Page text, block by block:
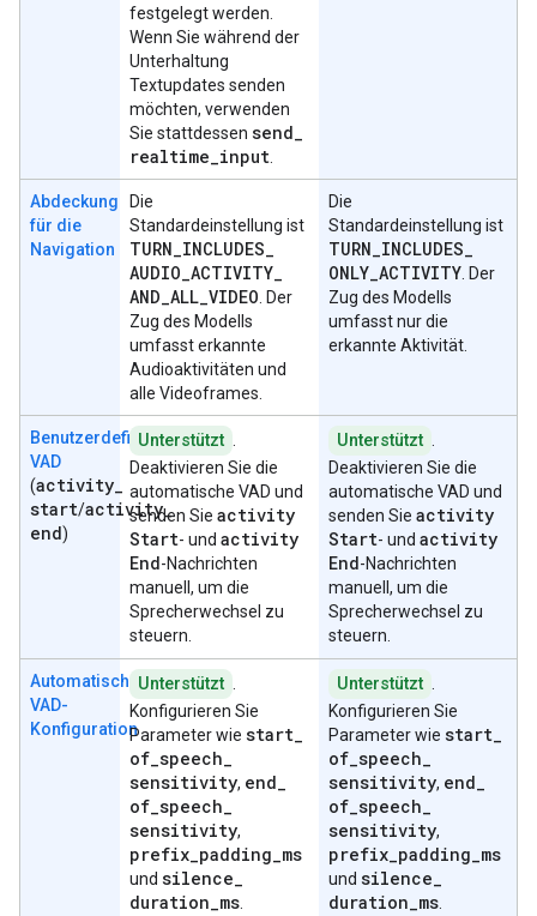
festgelegt werden.
Wenn Sie während der
Unterhaltung
Textupdates senden
möchten, verwenden
Sie stattdessen send_
realtime_input
Abdeckung
für die
Navigation
Die
Standardeinstellung ist
TURN_INCLUDES_
AUDIO_ACTIVITY_
AND_ALL_VIDEO . Der
Zug des Modells
umfasst erkannte
Audioaktivitäten und
alle Videoframes.
Die
Standardeinstellung ist
TURN_INCLUDES_
ONLY_ACTIVITY . Der
Zug des Modells
umfasst nur die
erkannte Aktivität.
Benutzerdefinierte
VAD
(activity_
start/activity_
end)
Unterstützt
Deaktivieren Sie die
automatische VAD und
senden Sie activity
Start- und activity
End-Nachrichten
manuell, um die
Sprecherwechsel zu
steuern.
Unterstützt
Deaktivieren Sie die
automatische VAD und
senden Sie activity
Start- und activity
End-Nachrichten
manuell, um die
Sprecherwechsel zu
steuern.
Automatische
VAD-
Konfiguration
Unterstützt
Konfigurieren Sie
Parameter wie start_
of_speech_
sensitivity, end_
of_speech_
sensitivity,
prefix_padding_ms
und silence_
duration_ms.
Unterstützt
Konfigurieren Sie
Parameter wie start_
of_speech_
sensitivity, end_
of_speech_
sensitivity,
prefix_padding_ms
und silence_
duration_ms.